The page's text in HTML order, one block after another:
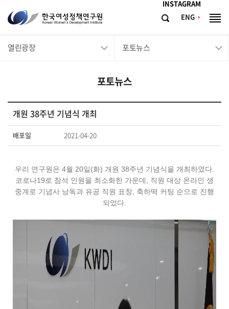
INSTAGRAM
ENG
한
국
여
연
구
원
Korean
Development
Institute
검
체
열린광장 포토뉴스
포토뉴스
개원 38주년 기념식 개최
배포일 2021-04-20
우리 연구원은 4월 20일(화) 개원 38주년 기념식을 개최하였다.
코로나19로 참석 인원을 최소화한 가운데, 직원 대상 온라인 생
중계로 기념사 낭독과 유공 직원 표창, 축하떡 커팅 순으로 진행
되었다.